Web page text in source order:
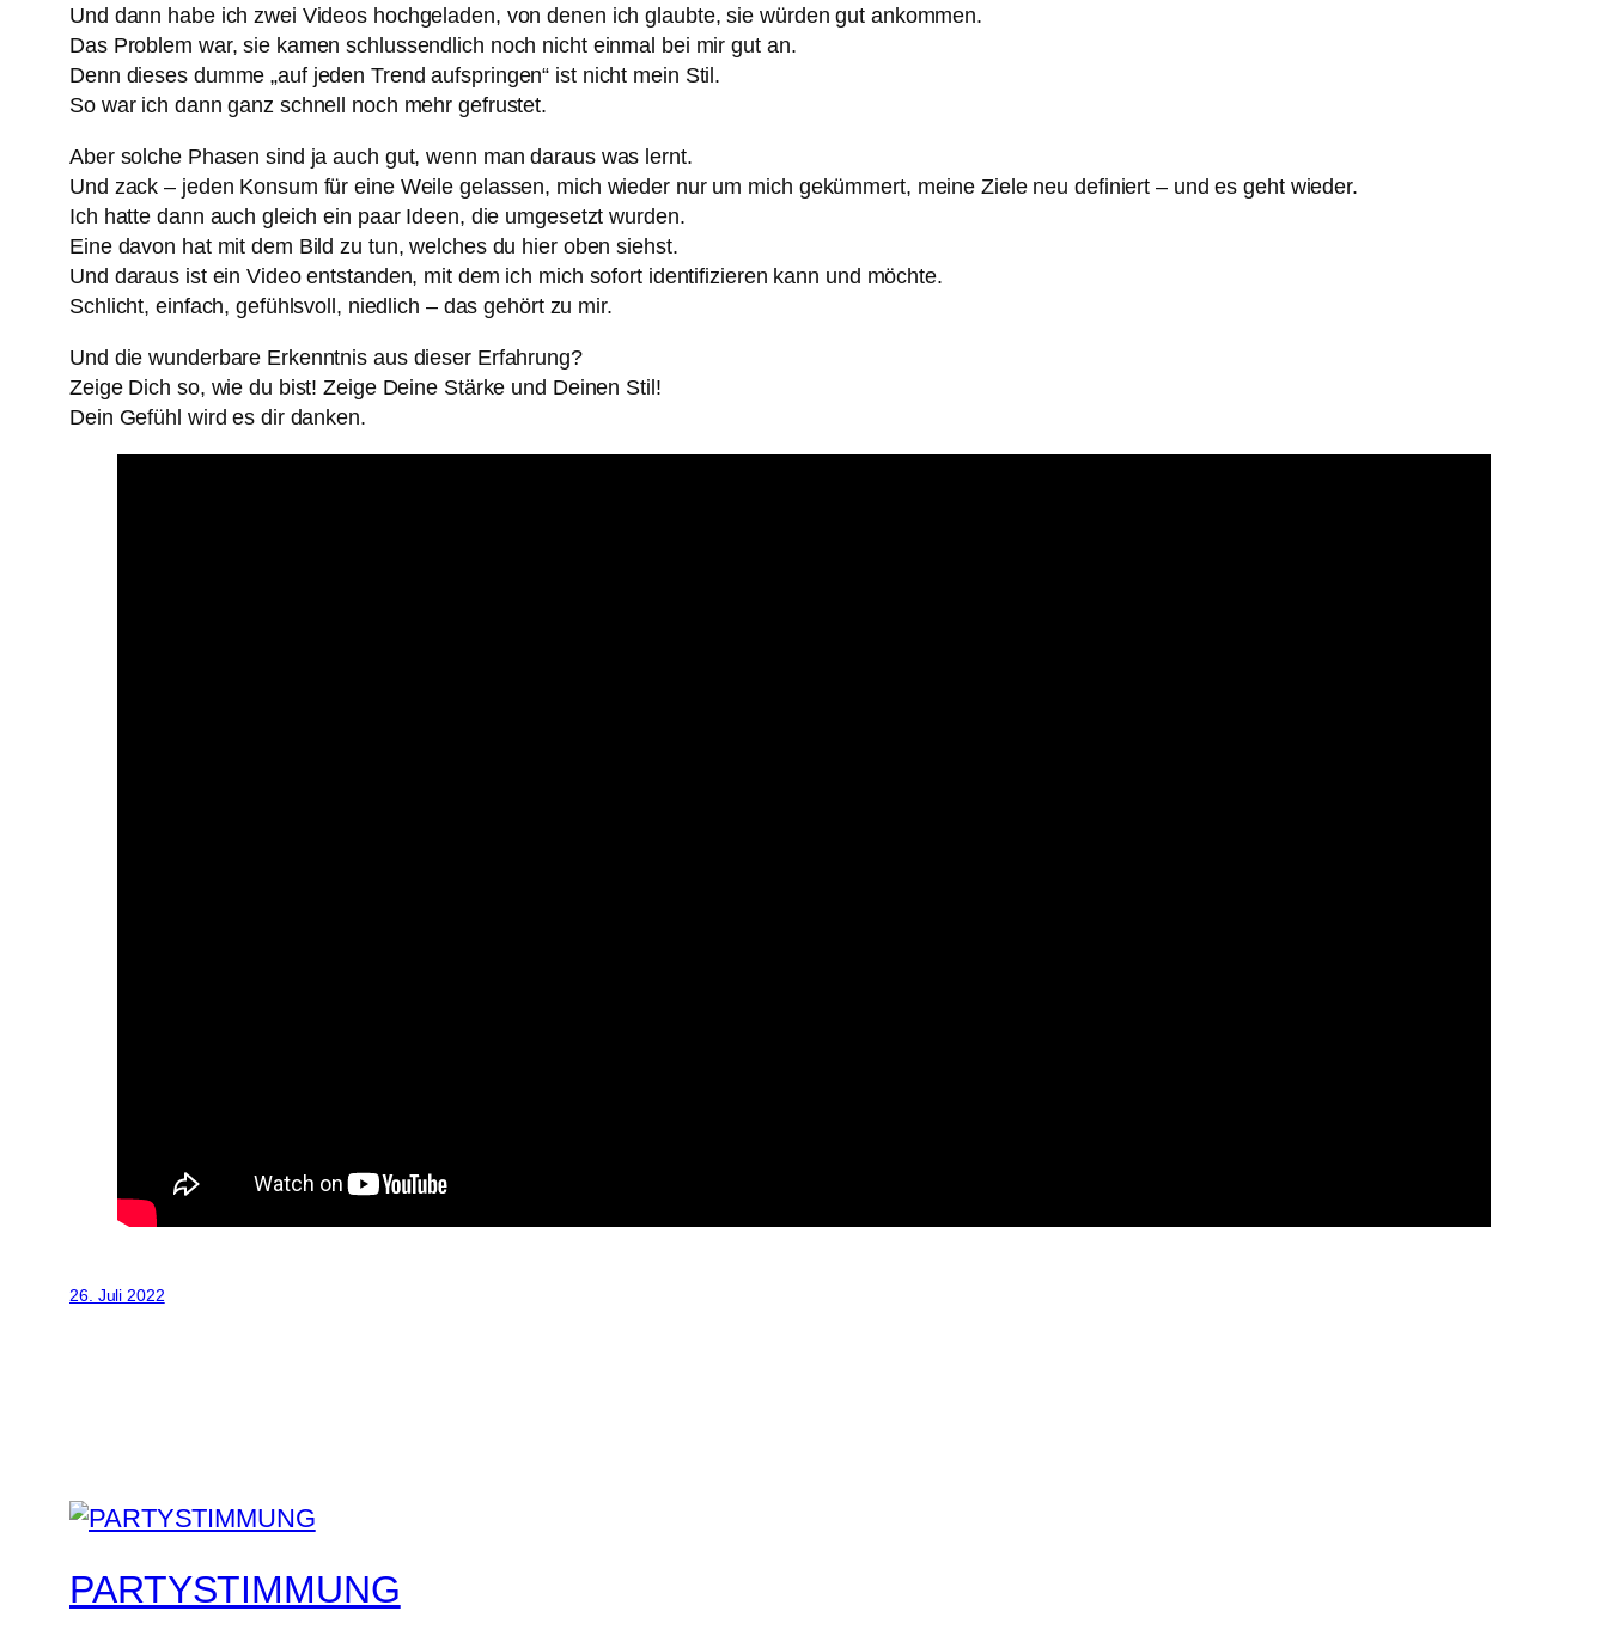
Und dann habe ich zwei Videos hochgeladen, von denen ich glaubte, sie würden gut ankommen.
Das Problem war, sie kamen schlussendlich noch nicht einmal bei mir gut an.
Denn dieses dumme „auf jeden Trend aufspringen“ ist nicht mein Stil.
So war ich dann ganz schnell noch mehr gefrustet.
Aber solche Phasen sind ja auch gut, wenn man daraus was lernt.
Und zack – jeden Konsum für eine Weile gelassen, mich wieder nur um mich gekümmert, meine Ziele neu definiert – und es geht wieder.
Ich hatte dann auch gleich ein paar Ideen, die umgesetzt wurden.
Eine davon hat mit dem Bild zu tun, welches du hier oben siehst.
Und daraus ist ein Video entstanden, mit dem ich mich sofort identifizieren kann und möchte.
Schlicht, einfach, gefühlsvoll, niedlich – das gehört zu mir.
Und die wunderbare Erkenntnis aus dieser Erfahrung?
Zeige Dich so, wie du bist! Zeige Deine Stärke und Deinen Stil!
Dein Gefühl wird es dir danken.
26. Juli 2022
PARTYSTIMMUNG